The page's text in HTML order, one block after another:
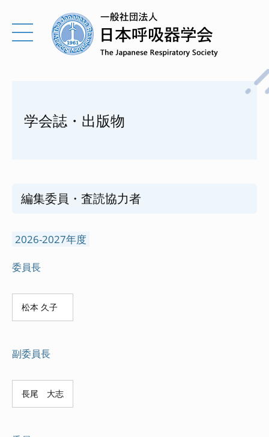
学会誌・出版物
編集委員・査読協力者
2026-2027年度
委員長
松本 久子
副委員長
長尾 大志